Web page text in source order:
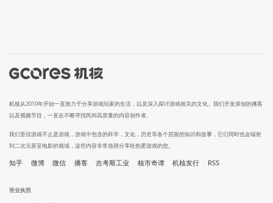
机核从2010年开始一直致力于分享游戏玩家的生活，以及深入探讨游戏相关的文化。我们开发原创的播客
以及视频节目，一直在不断寻找民间高质量的内容创作者。
我们坚信游戏不止是游戏，游戏中包含的科学，文化，历史等各个层面的知识和故事，它们同时也会辐射
到二次元甚至电影的领域，这些内容非常值得分享给热爱游戏的您。
知乎 微博 微信 播客 吉考斯工业 核市奇谭 机核发行 RSS
营业执照